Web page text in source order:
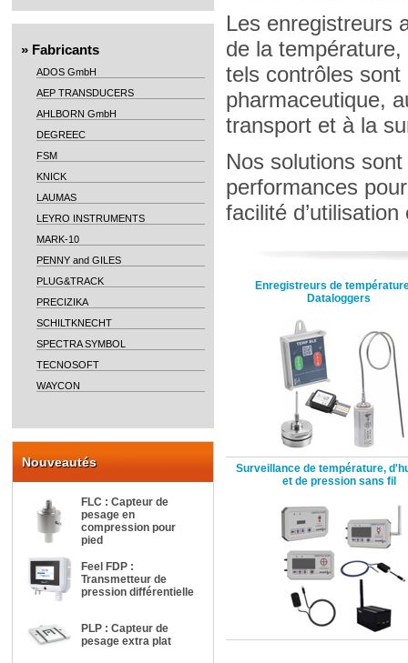
» Fabricants
ADOS GmbH
AEP TRANSDUCERS
AHLBORN GmbH
DEGREEC
FSM
KNICK
LAUMAS
LEYRO INSTRUMENTS
MARK-10
PENNY and GILES
PLUG&TRACK
PRECIZIKA
SCHILTKNECHT
SPECTRA SYMBOL
TECNOSOFT
WAYCON
Nouveautés
FLC : Capteur de
pesage en
compression pour
pied
Feel FDP :
Transmetteur de
pression différentielle
PLP : Capteur de
pesage extra plat
Les enregistreurs
de la
tels contrôles
pharmaceutique,
transport et à la
Nos solutions
performances
facilité
Enregistreurs de
Dataloggers
Surveillance de température,
et de pression sans fil